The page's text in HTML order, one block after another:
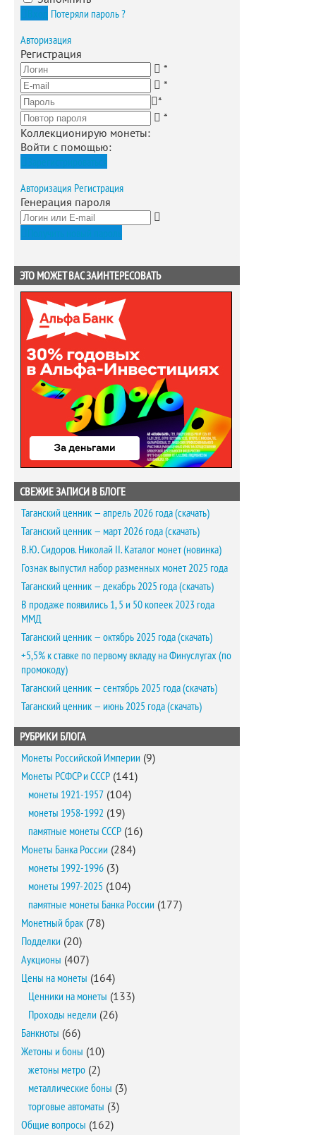
Потеряли пароль ?
Авторизация
Регистрация
*
*
*
*
Коллекционирую монеты:
Войти с помощью:
Авторизация Регистрация
Генерация пароля
ЭТО МОЖЕТ ВАС ЗАИНТЕРЕСОВАТЬ
СВЕЖИЕ ЗАПИСИ В БЛОГЕ
Таганский ценник — апрель 2026 года (скачать)
Таганский ценник — март 2026 года (скачать)
В.Ю. Сидоров. Николай II. Каталог монет (новинка)
Гознак выпустил набор разменных монет 2025 года
Таганский ценник — декабрь 2025 года (скачать)
В продаже появились 1, 5 и 50 копеек 2023 года
ММД
Таганский ценник — октябрь 2025 года (скачать)
+5,5% к ставке по первому вкладу на Финуслугах (по
промокоду)
Таганский ценник — сентябрь 2025 года (скачать)
Таганский ценник — июнь 2025 года (скачать)
РУБРИКИ БЛОГА
Монеты Российской Империи (9)
Монеты РСФСР и СССР (141)
монеты 1921-1957 (104)
монеты 1958-1992 (19)
памятные монеты СССР (16)
Монеты Банка России (284)
монеты 1992-1996 (3)
монеты 1997-2025 (104)
памятные монеты Банка России (177)
Монетный брак (78)
Подделки (20)
Аукционы (407)
Цены на монеты (164)
Ценники на монеты (133)
Проходы недели (26)
Банкноты (66)
Жетоны и боны (10)
жетоны метро (2)
металлические боны (3)
торговые автоматы (3)
Общие вопросы (162)